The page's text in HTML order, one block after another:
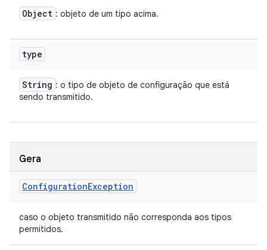
Object : objeto de um tipo acima.
type
String : o tipo de objeto de configuração que está
sendo transmitido.
Gera
ConfigurationException
caso o objeto transmitido não corresponda aos tipos
permitidos.